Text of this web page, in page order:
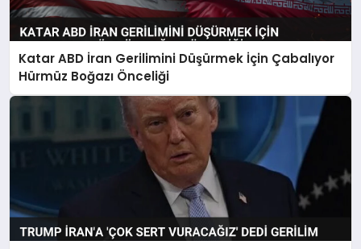
Katar ABD İran Gerilimini Düşürmek İçin Çabalıyor
Hürmüz Boğazı Önceliği